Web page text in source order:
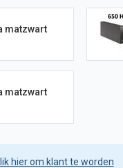
matzwart
matzwart
hier om klant te worden